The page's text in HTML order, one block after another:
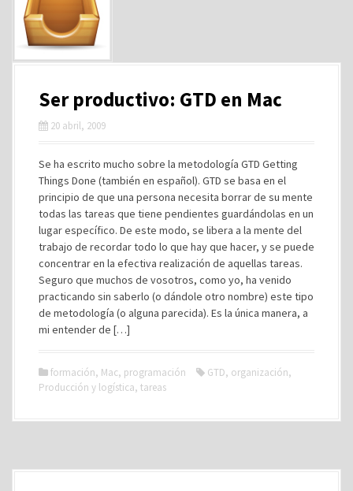
Ser productivo: GTD en Mac
20 abril, 2009
Se ha escrito mucho sobre la metodología GTD Getting
Things Done (también en español). GTD se basa en el
principio de que una persona necesita borrar de su mente
todas las tareas que tiene pendientes guardándolas en un
lugar específico. De este modo, se libera a la mente del
trabajo de recordar todo lo que hay que hacer, y se puede
concentrar en la efectiva realización de aquellas tareas.
Seguro que muchos de vosotros, como yo, ha venido
practicando sin saberlo (o dándole otro nombre) este tipo
de metodología (o alguna parecida). Es la única manera, a
mi entender de […]
formación, Mac, programación GTD, organización,
Producción y logística, tareas